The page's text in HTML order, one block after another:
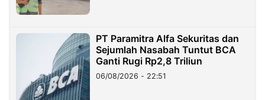
PT Paramitra Alfa Sekuritas dan
Sejumlah Nasabah Tuntut BCA
Ganti Rugi Rp2,8 Triliun
06/08/2026 - 22:51